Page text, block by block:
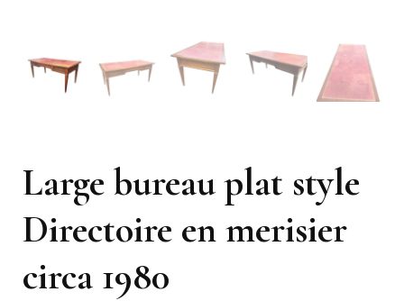
Large bureau plat style
Directoire en merisier
circa 1980